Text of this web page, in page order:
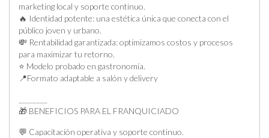
marketing local y soporte continuo.
🔥 Identidad potente: una estética única que conecta con el
público joven y urbano.
💸 Rentabilidad garantizada: optimizamos costos y procesos
para maximizar tu retorno.
⭐ Modelo probado en gastronomía.
📍Formato adaptable a salón y delivery
🎁 BENEFICIOS PARA EL FRANQUICIADO
💬 Capacitación operativa y soporte continuo.